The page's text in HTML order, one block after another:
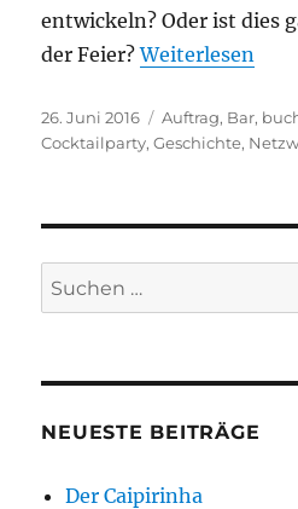
entwickeln? Oder ist dies
der Feier?Weiterlesen
Veröffentlicht
am
26. Juni 2016 Schlagwörter
Auftrag, Bar,
Cocktailparty,Geschichte,
Suche
nach:
NEUESTE BEITRÄGE
Der Caipirinha